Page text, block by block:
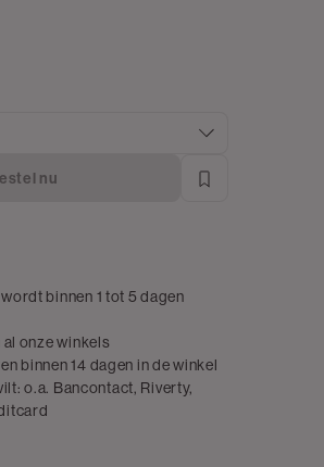
nu
binnen 1 tot 5 dagen
onze winkels
binnen 14 dagen in de winkel
o.a. Bancontact, Riverty,